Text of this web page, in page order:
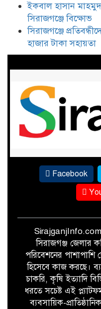
ইকবাল হাসান
সিরাজগঞ্জে বিক্ষোভ
সিরাজগঞ্জে
হাজার টাকা সহায়তা
Facebook
SirajganjInfo.com
সিরাজগঞ্জ জেলার
পরিবেশনের পাশাপাশি
হিসেবে কাজ করছে।
চাকরি, কৃষি ইত্যাদি
ধরতে সচেষ্ট এই
ব্যবসায়িক-